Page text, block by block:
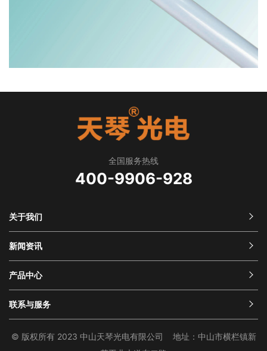
全国服务热线
400-9906-928
关于我们
新闻资讯
产品中心
联系与服务
© 版权所有 2023 中山天琴光电有限公司 地址：中山市横栏镇新